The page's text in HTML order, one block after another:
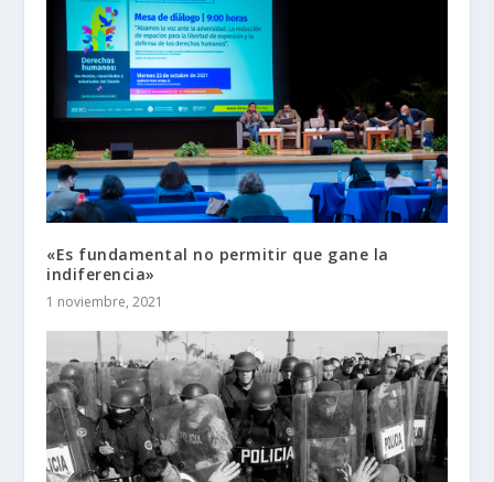
«Es fundamental no permitir que gane la
indiferencia»
1 noviembre, 2021